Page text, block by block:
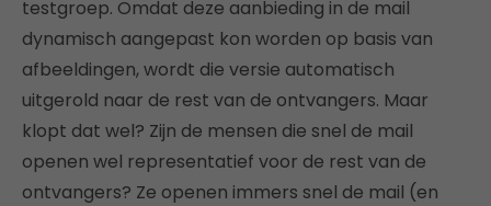
testgroep. Omdat deze aanbieding in de mail
dynamisch aangepast kon worden op basis van
afbeeldingen, wordt die versie automatisch
uitgerold naar de rest van de ontvangers. Maar
klopt dat wel? Zijn de mensen die snel de mail
openen wel representatief voor de rest van de
ontvangers? Ze openen immers snel de mail (en